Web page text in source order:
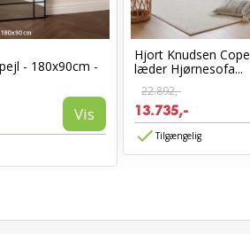
- 180x90cm -
Vis
Hjort Knudsen
læder Hjørnesofa...
22.892,-
13.735,-
Tilgængelig